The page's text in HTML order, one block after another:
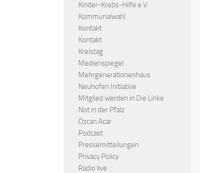
Kinder-Krebs-Hilfe e.V.
Kommunalwahl
Kontakt
Kontakt
Kreistag
Medienspiegel
Mehrgenerationenhaus
Neuhofen Initiative
Mitglied werden in Die Linke
Not in der Pfalz
Özcan Acar
Podcast
Pressemitteilungen
Privacy Policy
Radio live